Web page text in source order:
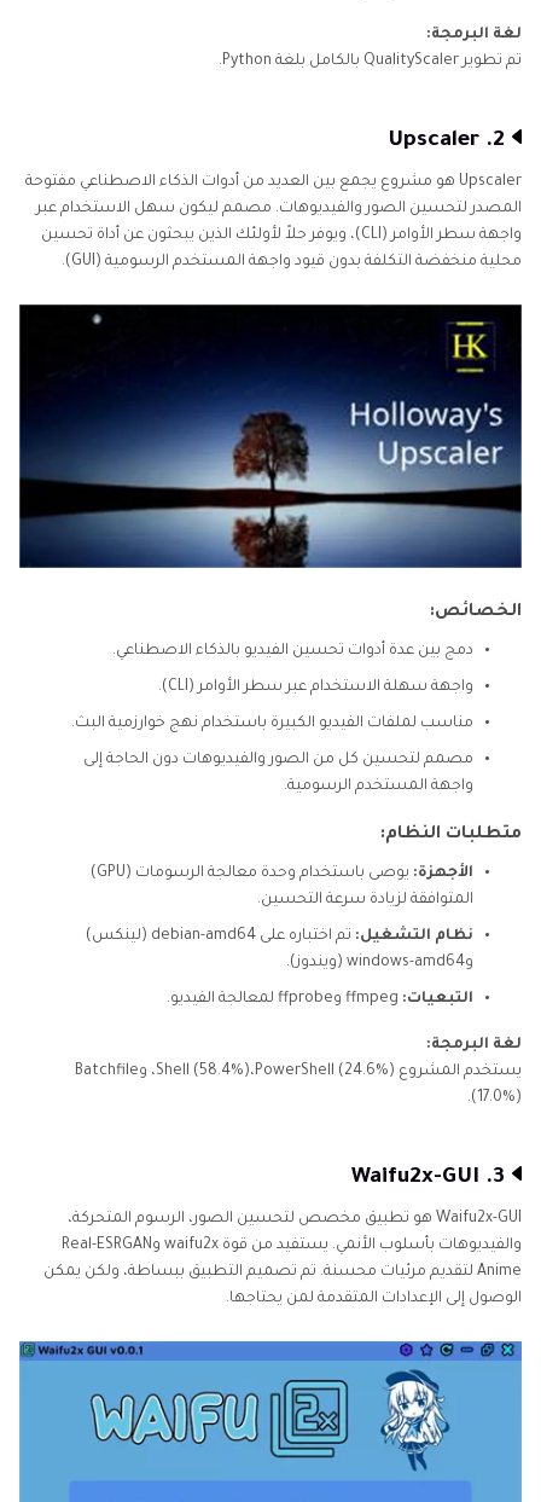
لغة البرمجة:
تم تطوير QualityScaler بالكامل بلغة Python.
2. Upscaler
Upscaler هو مشروع يجمع بين العديد من أدوات الذكاء الاصطناعي مفتوحة
المصدر لتحسين الصور والفيديوهات. مصمم ليكون سهل الاستخدام عبر
واجهة سطر الأوامر (CLI)، ويوفر حلاً لأولئك الذين يبحثون عن أداة تحسين
محلية منخفضة التكلفة بدون قيود واجهة المستخدم الرسومية (GUI).
الخصائص:
دمج بين عدة أدوات تحسين الفيديو بالذكاء الاصطناعي.
واجهة سهلة الاستخدام عبر سطر الأوامر (CLI).
مناسب لملفات الفيديو الكبيرة باستخدام نهج خوارزمية البث.
مصمم لتحسين كل من الصور والفيديوهات دون الحاجة إلى
واجهة المستخدم الرسومية.
متطلبات النظام:
الأجهزة:
يوصى باستخدام وحدة معالجة الرسومات (GPU)
المتوافقة لزيادة سرعة التحسين.
نظام التشغيل:
تم اختباره على debian-amd64 (لينكس)
وwindows-amd64 (ويندوز).
التبعيات: ffmpeg وffprobe لمعالجة الفيديو.
لغة البرمجة:
يستخدم المشروع Shell (58.4%)،PowerShell (24.6%)، وBatchfile
(17.0%).
3. Waifu2x-GUI
Waifu2x-GUI هو تطبيق مخصص لتحسين الصور، الرسوم المتحركة،
والفيديوهات بأسلوب الأنمي. يستفيد من قوة waifu2x وReal-ESRGAN
Anime لتقديم مرئيات محسنة. تم تصميم التطبيق ببساطة، ولكن يمكن
الوصول إلى الإعدادات المتقدمة لمن يحتاجها.